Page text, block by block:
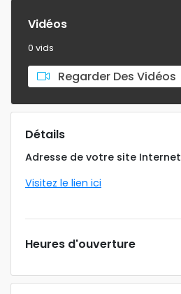
Vidéos
0 vids
Regarder Des Vidéos
Détails
Adresse de votre site Internet
Visitez le lien ici
Heures d'ouverture